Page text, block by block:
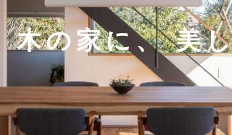
木の家に、 美